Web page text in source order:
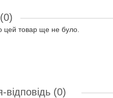
цей товар ще не було.
відповідь (0)